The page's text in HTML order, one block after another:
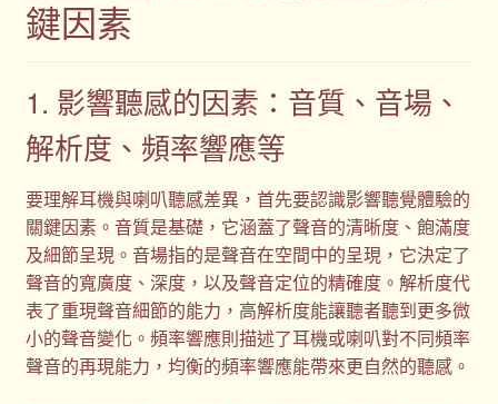
鍵因素
1. 影響聽感的因素：音質、音場、
解析度、頻率響應等
要理解耳機與喇叭聽感差異，首先要認識影響聽覺體驗的
關鍵因素。音質是基礎，它涵蓋了聲音的清晰度、飽滿度
及細節呈現。音場指的是聲音在空間中的呈現，它決定了
聲音的寬廣度、深度，以及聲音定位的精確度。解析度代
表了重現聲音細節的能力，高解析度能讓聽者聽到更多微
小的聲音變化。頻率響應則描述了耳機或喇叭對不同頻率
聲音的再現能力，均衡的頻率響應能帶來更自然的聽感。